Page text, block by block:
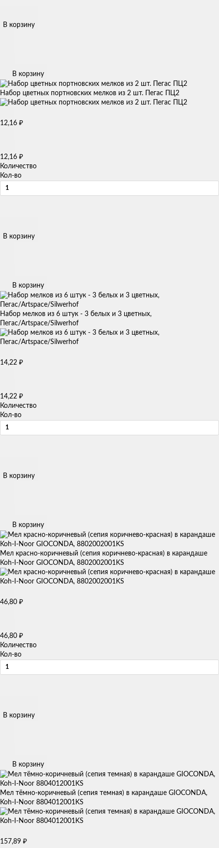
В корзину
В корзину
Набор цветных портновских мелков из 2 шт. Пегас ПЦ2
12,16 ₽
12,16 ₽
Количество
Кол-во
В корзину
В корзину
Набор мелков из 6 штук - 3 белых и 3 цветных,
Пегас/Artspace/Silwerhof
14,22 ₽
14,22 ₽
Количество
Кол-во
В корзину
В корзину
Мел красно-коричневый (сепия коричнево-красная) в карандаше
Koh-I-Noor GIOCONDA, 8802002001KS
46,80 ₽
46,80 ₽
Количество
Кол-во
В корзину
В корзину
Мел тёмно-коричневый (сепия темная) в карандаше GIOCONDA,
Koh-I-Noor 8804012001KS
157,89 ₽